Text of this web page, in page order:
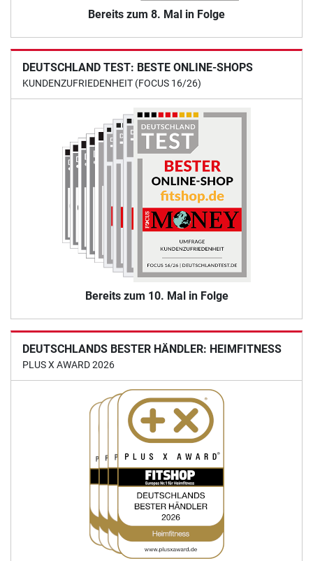
Bereits zum 8. Mal in Folge
DEUTSCHLAND TEST: BESTE ONLINE-SHOPS
KUNDENZUFRIEDENHEIT (FOCUS 16/26)
Bereits zum 10. Mal in Folge
DEUTSCHLANDS BESTER HÄNDLER: HEIMFITNESS
PLUS X AWARD 2026